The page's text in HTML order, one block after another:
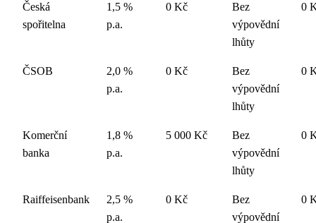
Česká
spořitelna
1,5 %
p.a.
0 Kč
Bez
výpovědní
lhůty
0
ČSOB
2,0 %
p.a.
0 Kč
Bez
výpovědní
lhůty
0
Komerční
banka
1,8 %
p.a.
5 000 Kč
Bez
výpovědní
lhůty
0
Raiffeisenbank
2,5 %
p.a.
0 Kč
Bez
výpovědní
0